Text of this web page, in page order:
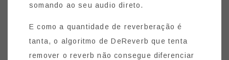
somando ao seu audio direto.
E como a quantidade de reverberação é
tanta, o algoritmo de DeReverb que tenta
remover o reverb não consegue diferenciar